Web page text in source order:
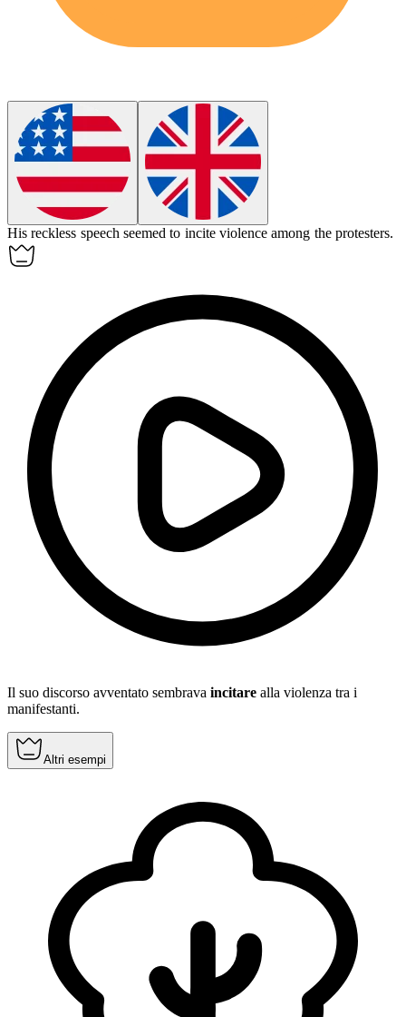
His reckless speech seemed to incite violence among the protesters.
Il suo discorso avventato sembrava incitare alla violenza tra i
manifestanti.
Altri esempi